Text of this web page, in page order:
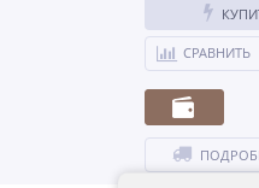
СРАВНИТЬ